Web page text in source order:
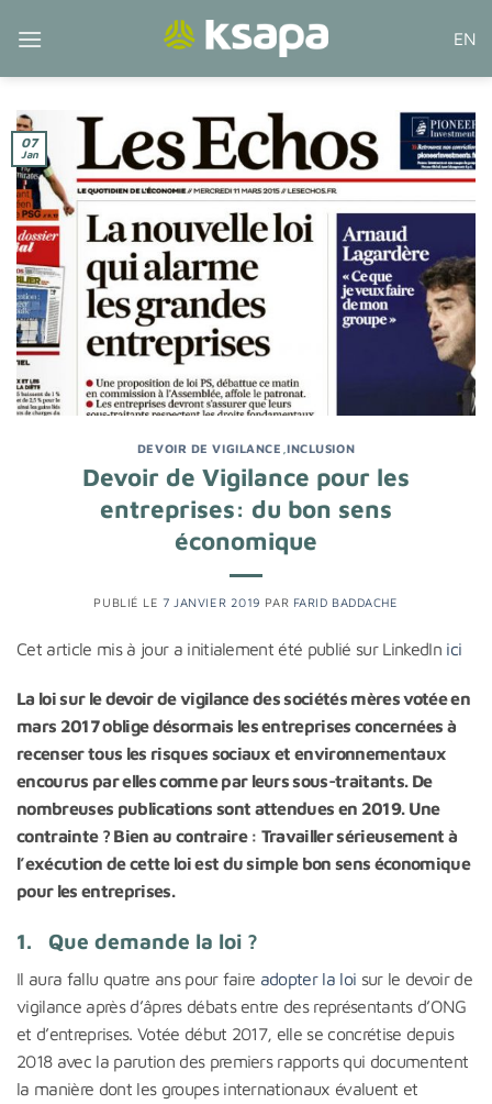
EN
07
Jan
DEVOIR DE VIGILANCE ,INCLUSION
Devoir de Vigilance pour les
entreprises: du bon sens
économique
PUBLIÉ LE 7 JANVIER 2019 PAR FARID BADDACHE
Cet article mis à jour a initialement été publié sur LinkedIn ici
La loi sur le devoir de vigilance des sociétés mères votée en
mars 2017 oblige désormais les entreprises concernées à
recenser tous les risques sociaux et environnementaux
encourus par elles comme par leurs sous-traitants. De
nombreuses publications sont attendues en 2019. Une
contrainte ? Bien au contraire : Travailler sérieusement à
l’exécution de cette loi est du simple bon sens économique
pour les entreprises.
1. Que demande la loi ?
Il aura fallu quatre ans pour faire adopter la loi sur le devoir de
vigilance après d’âpres débats entre des représentants d’ONG
et d’entreprises. Votée début 2017, elle se concrétise depuis
2018 avec la parution des premiers rapports qui documentent
la manière dont les groupes internationaux évaluent et